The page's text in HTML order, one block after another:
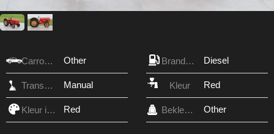
Carrosserie Other Brandstof Diesel
Transmissie Manual Kleur Red
Kleur interieur Red Bekleding Other